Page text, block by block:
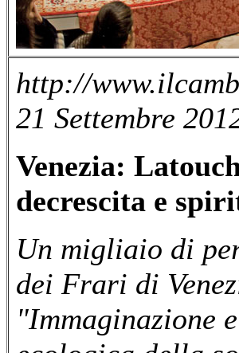
http://
21 Settembre
Venezia:
decrescita e
Un migliaio di
dei Frari di
"Immaginazione